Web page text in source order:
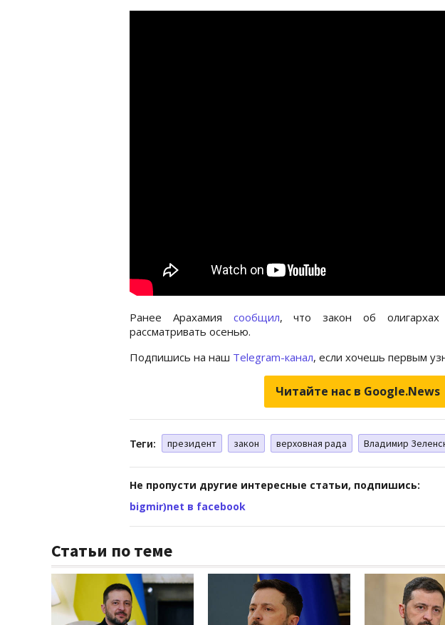
Ранее Арахамия сообщил, что закон об
рассматривать осенью.
Подпишись на наш Telegram-канал, если хочешь первым
Читайте нас в Google.News
Теги: президент закон верховная рада Владимир
Не пропусти другие интересные статьи, подпишись:
bigmir)net в facebook
Статьи по теме